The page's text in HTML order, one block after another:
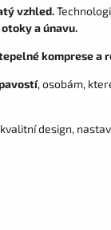
vzhled.
a únavu.
komprese a
, osobám,
design,